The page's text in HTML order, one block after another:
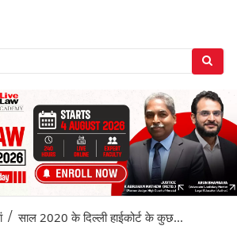
/ साल 2020 के दिल्ली हाईकोर्ट के कुछ...